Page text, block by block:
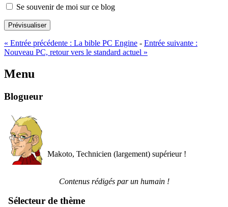
Se souvenir de moi sur ce blog
Prévisualiser
« Entrée précédente : La bible PC Engine - Entrée suivante :
Nouveau PC, retour vers le standard actuel »
Menu
Blogueur
Makoto, Technicien (largement) supérieur !
Contenus rédigés par un humain !
Sélecteur de thème